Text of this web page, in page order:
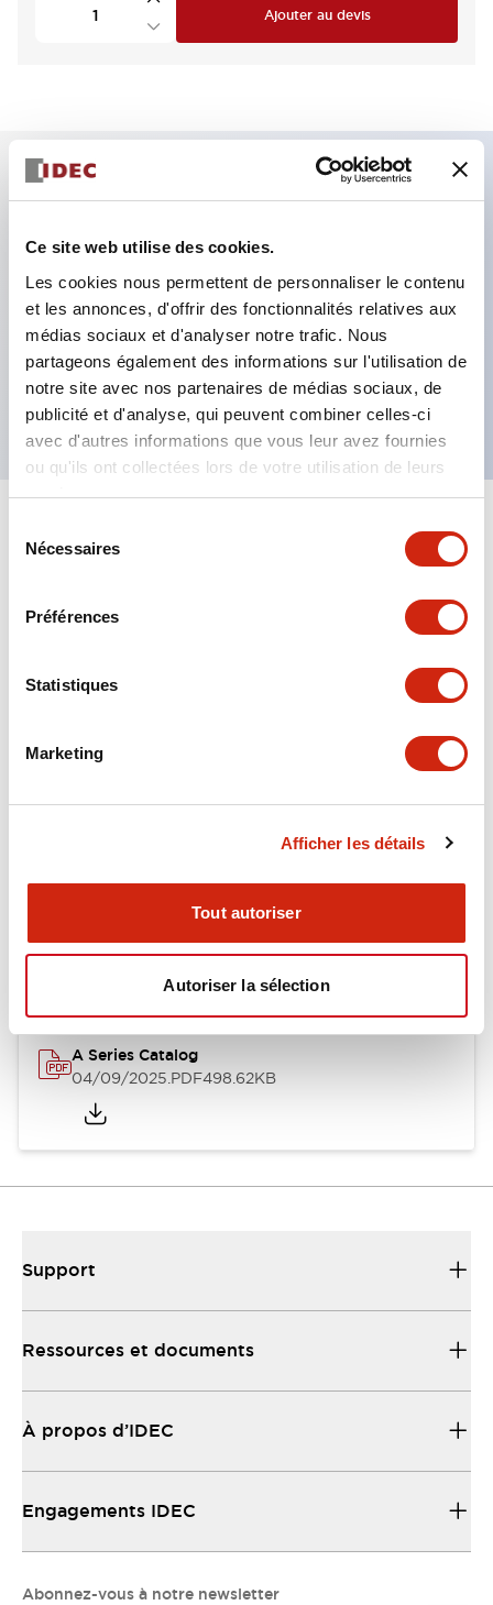
Ce site web utilise des cookies.
Les cookies nous permettent de personnaliser le contenu
et les annonces, d'offrir des fonctionnalités relatives aux
médias sociaux et d'analyser notre trafic. Nous
partageons également des informations sur l'utilisation de
notre site avec nos partenaires de médias sociaux, de
publicité et d'analyse, qui peuvent combiner celles-ci
avec d'autres informations que vous leur avez fournies
ou qu'ils ont collectées lors de votre utilisation de leurs
services.
Nécessaires
Préférences
Statistiques
Marketing
Afficher les détails
Tout autoriser
Autoriser la sélection
Ajouter au devis
Caractéristiques clés
travail
Surface de borne plate unifiée à 22 mm de
longueur pour toute la série
Produit certifié UL et CSA
Spécifications Tout développer+
Mechanical Specifications
Mounting and Installation Specifications
Documents et fichiers
A Series Catalog
04/09/2025.PDF498.62KB
Support
Ressources et documents
À propos d’IDEC
Engagements IDEC
Abonnez-vous à notre newsletter